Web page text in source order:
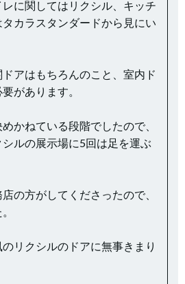
レに関してはリクシル、キッチ
カラスタンダードから見にい
アはもちろんのこと、室内ド
があります。
かねている段階でしたので、
ルの展示場に5回は足を運ぶ
の方がしてくださったので、
リクシルのドアに無事きまり